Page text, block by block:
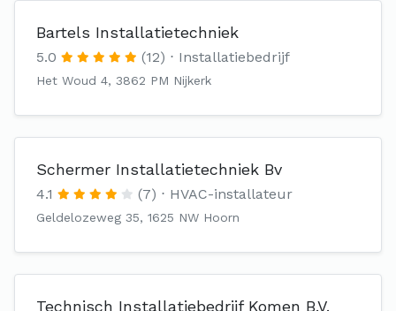
Bartels Installatietechniek
5.0 (12) Installatiebedrijf
Het Woud 4, 3862 PM Nijkerk
Schermer Installatietechniek Bv
4.1 (7) HVAC-installateur
Geldelozeweg 35, 1625 NW Hoorn
Technisch Installatiebedrijf Komen B.V.